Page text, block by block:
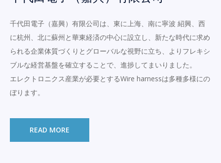
千代田電子（嘉興）有限公司は、東に上海、南に寧波 紹興、西
に杭州、北に蘇州と華東経済の中心に設立し、新たな時代に求め
られる企業体質づくりとグローバルな視野に立ち、よりフレキシ
ブルな経営基盤を確立することで、進捗してまいりました。
エレクトロニクス産業が必要とするWire harnessは多種多様にの
ぼります。
READ MORE